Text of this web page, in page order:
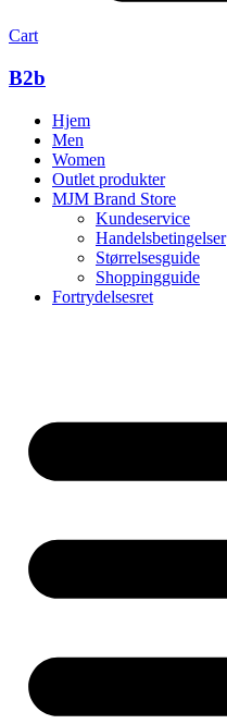
Cart
B2b
Hjem
Men
Women
Outlet produkter
MJM Brand Store
Kundeservice
Handelsbetingelser
Størrelsesguide
Shoppingguide
Fortrydelsesret